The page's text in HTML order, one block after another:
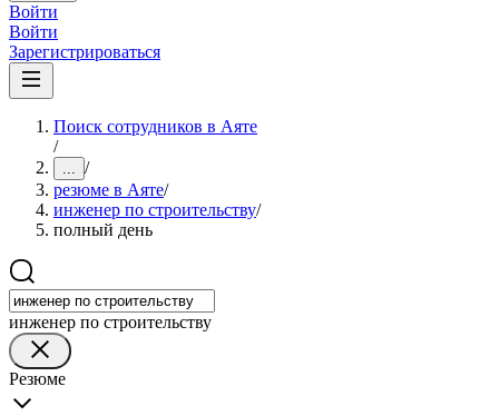
Войти
Войти
Зарегистрироваться
Поиск сотрудников в Аяте
/
... /
резюме в Аяте/
инженер по строительству/
полный день
инженер по строительству
Резюме